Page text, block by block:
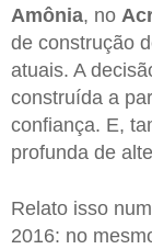
Amônia, no
de construção
atuais. A
construída a
confiança. E,
profunda de
Relato isso
2016: no